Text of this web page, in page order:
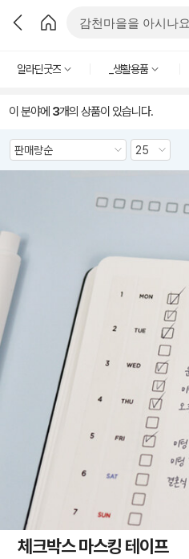
알라딘굿즈 _생활용품
이 분야에 3개의 상품이 있습니다.
체크박스 마스킹 테이프